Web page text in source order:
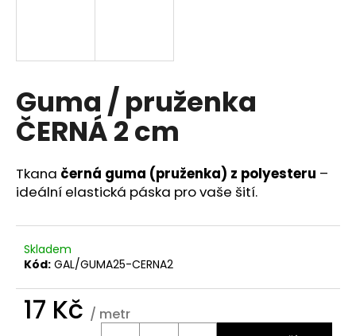
Guma / pruženka
ČERNÁ 2 cm
Tkana černá guma (pruženka) z polyesteru –
ideální elastická páska pro vaše šití.
Skladem
Kód: GAL/GUMA25-CERNA2
17 Kč / metr
í
?
HLEDAT
D
o
p
o